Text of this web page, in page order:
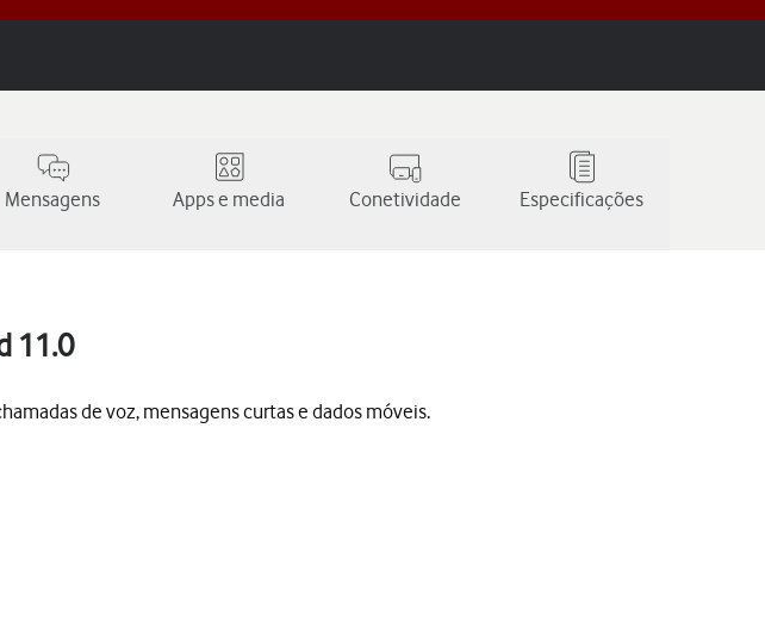
Mensagens Apps e media Conetividade Especificações
11.0
de voz, mensagens curtas e dados móveis.